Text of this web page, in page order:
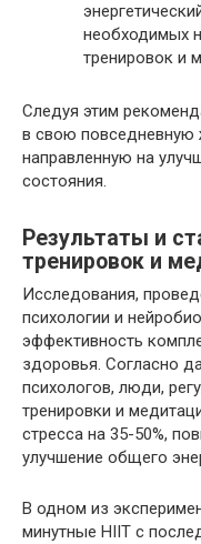
необходимых
тренировок и
Следуя этим
в свою повседневную
направленную на
состояния.
Результаты и
тренировок и
Исследования,
психологии и
эффективность
здоровья. Согласно
психологов, люди,
тренировки и
стресса на 35-50%,
улучшение общего
В одном из
минутные HIIT с